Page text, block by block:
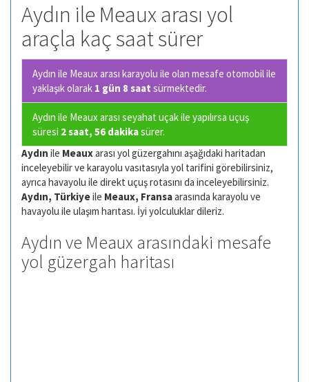
Aydın ile Meaux arası yol
araçla kaç saat sürer
Aydın ile Meaux arası karayolu ile olan mesafe otomobil ile
yaklaşık olarak 1 gün 8 saat sürmektedir.
Aydın ile Meaux arası seyahat uçak ile yapılırsa uçuş
süresi 2 saat, 56 dakikasürer.
Aydın ile Meauxarası yol güzergahını aşağıdaki haritadan
inceleyebilir ve karayolu vasıtasıyla yol tarifini görebilirsiniz,
ayrıca havayolu ile direkt uçuş rotasını da inceleyebilirsiniz.
Aydın, Türkiyeile Meaux, Fransaarasında karayolu ve
havayolu ile ulaşım harıtası. İyi yolculuklar dileriz.
Aydın ve Meaux arasındaki mesafe
yol güzergah haritası